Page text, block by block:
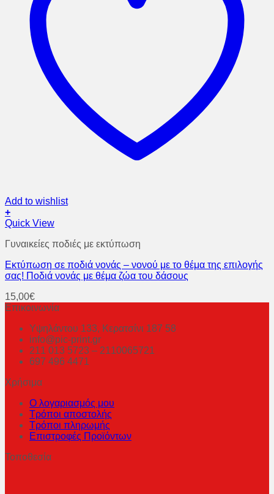
Add to wishlist
+
Quick View
Γυναικείες ποδιές με εκτύπωση
Εκτύπωση σε ποδιά νονάς – νονού με το θέμα της επιλογής
σας! Ποδιά νονάς με θέμα ζώα του δάσους
15,00€
Επικοινωνία
Υψηλάντου 133, Κερατσίνι 187 58
info@pic-print.gr
211 013 5723 – 2110065721
697 496 4471
Χρήσιμα
Ο λογαριασμός μου
Τρόποι αποστολής
Τρόποι πληρωμής
Επιστροφές Προϊόντων
Τοποθεσία